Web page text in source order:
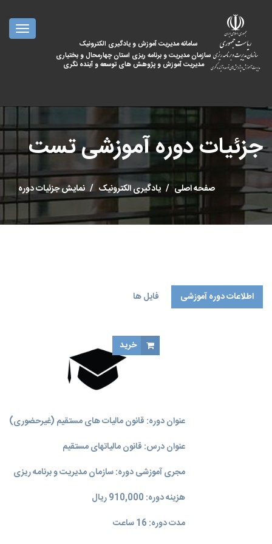
سامانه مدیریت آموزش و یادگیری الکترونیک
سازمان مدیریت و برنامه ریزی استان چهارمحال و بختیاری
مدیریت آموزش و پژوهش های توسعه و آینده نگری
جزئیات دوره آموزشی تست
صفحه اصلی یادگیری الکترونیک نمایش جزئیات دوره
اطلاعات دوره آموزشی فایل ها
عنوان دوره: قانون مالیات های مستقیم (غیرحضوری)
عنوان درس: قانون مالیاتهای مستقیم
مجری آموزشی دوره: سازمان مدیریت و برنامه‌ ریزی
هزینه دوره: 910,000 ریال
مدت دوره: 16 ساعت
خرید